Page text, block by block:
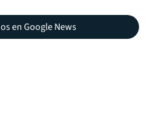
en Google News